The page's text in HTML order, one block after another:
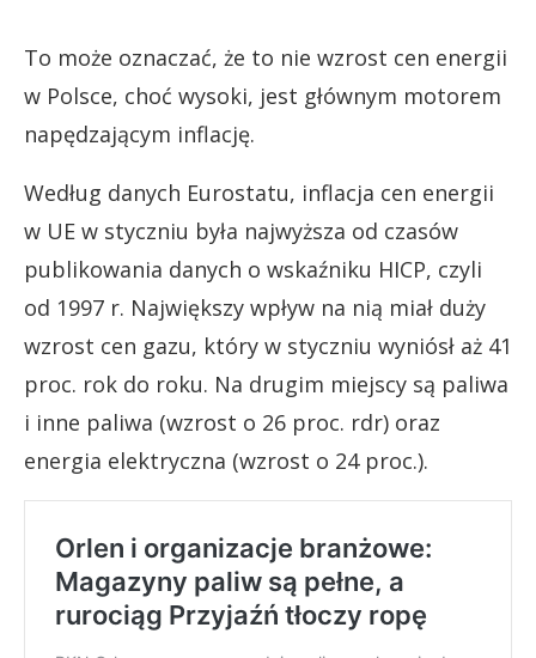
To może oznaczać, że to nie wzrost cen energii
w Polsce, choć wysoki, jest głównym motorem
napędzającym inflację.
Według danych Eurostatu, inflacja cen energii
w UE w styczniu była najwyższa od czasów
publikowania danych o wskaźniku HICP, czyli
od 1997 r. Największy wpływ na nią miał duży
wzrost cen gazu, który w styczniu wyniósł aż 41
proc. rok do roku. Na drugim miejscy są paliwa
i inne paliwa (wzrost o 26 proc. rdr) oraz
energia elektryczna (wzrost o 24 proc.).